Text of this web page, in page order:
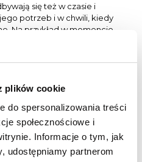
plików cookie
do spersonalizowania treści
społecznościowe i
Informacje o tym, jak
udostępniamy partnerom
się też w czasie i
potrzeb i w chwili, kiedy
Na przykład w momencie
albo tuż po dużym
kolegów z pracy i kadry
więcej zahamowań
oni zadawania
wystąpień ze
Jednak stworzenie
uwagi na to, że
wiedzy, a nie ocenie